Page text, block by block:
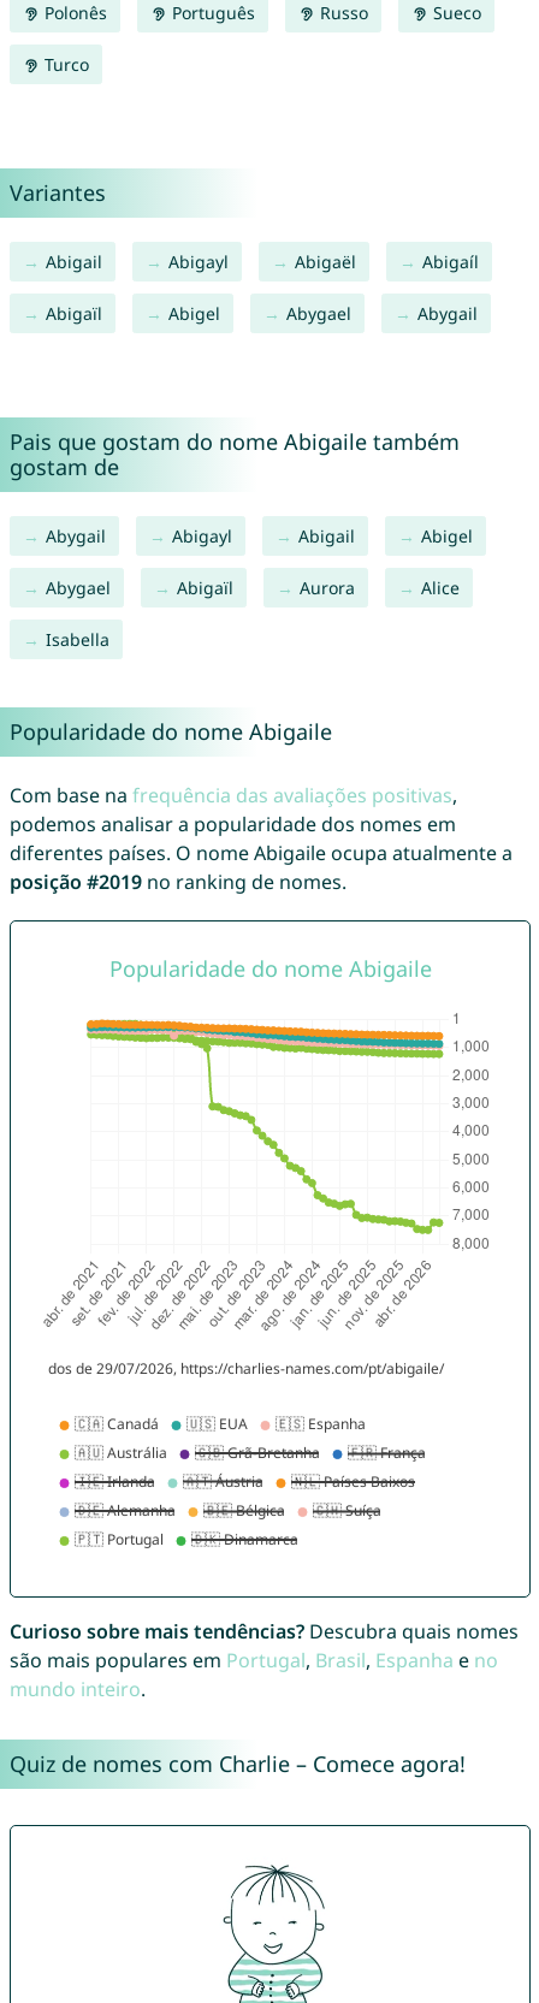
Polonês Português Russo Sueco
Turco
Variantes
Abigail Abigayl Abigaël Abigaíl
Abigaïl Abigel Abygael Abygail
Pais que gostam do nome Abigaile também
gostam de
Abygail Abigayl Abigail Abigel
Abygael Abigaïl Aurora Alice
Isabella
Popularidade do nome Abigaile
Com base na frequência das avaliações positivas,
podemos analisar a popularidade dos nomes em
diferentes países. O nome Abigaile ocupa atualmente a
posição #2019no ranking de nomes.
Curioso sobre mais tendências?Descubra quais nomes
são mais populares em Portugal, Brasil, Espanha e no
mundo inteiro.
Quiz de nomes com Charlie – Comece agora!